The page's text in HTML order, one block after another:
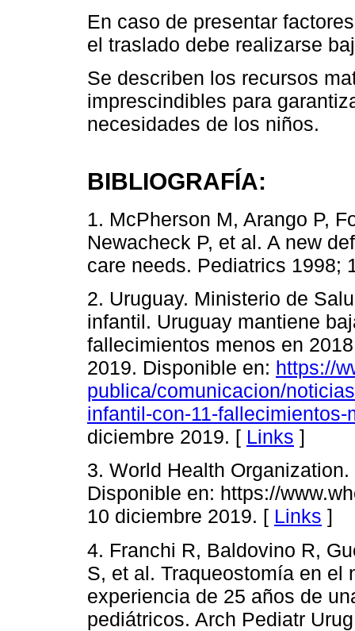
En caso de presentar
el traslado debe realizarse
Se describen los recursos
imprescindibles para
necesidades de los niños.
BIBLIOGRAFÍA:
1. McPherson M, Arango P,
Newacheck P, et al. A new
care needs. Pediatrics 1998;
2. Uruguay. Ministerio de
infantil. Uruguay mantiene
fallecimientos menos en
2019. Disponible en: https://
publica/comunicacion/
infantil-con-11-fallecimientos-
diciembre 2019. [ Links ]
3. World Health
Disponible en: https://
10 diciembre 2019. [ Links ]
4. Franchi R, Baldovino R,
S, et al. Traqueostomía en el
experiencia de 25 años de
pediátricos. Arch Pediatr